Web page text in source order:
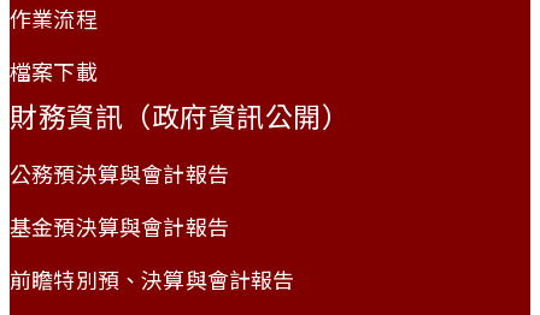
作業流程
檔案下載
財務資訊（政府資訊公開）
公務預決算與會計報告
基金預決算與會計報告
前瞻特別預、決算與會計報告